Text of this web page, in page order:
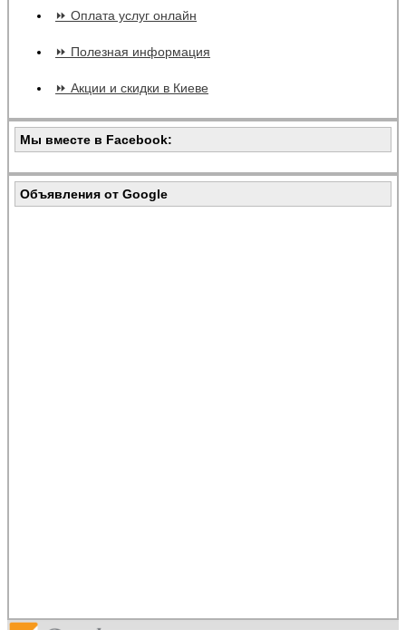
⏩ Оплата услуг онлайн
⏩ Полезная информация
⏩ Акции и скидки в Киеве
Мы вместе в Facebook:
Объявления от Google